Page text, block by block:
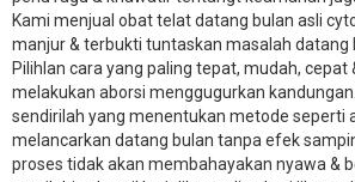
Kami menjual obat telat datang bulan asli
manjur & terbukti tuntaskan masalah datang
Pilihlan cara yang paling tepat, mudah, cepat
melakukan aborsi menggugurkan
sendirilah yang menentukan metode seperti
melancarkan datang bulan tanpa efek
proses tidak akan membahayakan nyawa &